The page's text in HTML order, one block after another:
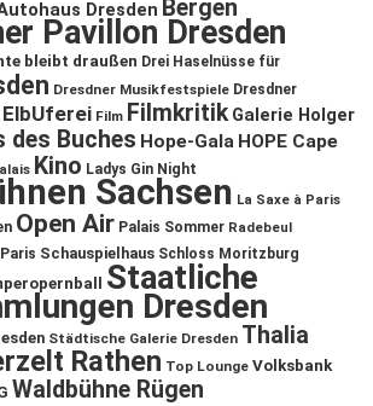
Dresden Bergen
Pavillon Dresden
bleibt draußen Drei Haselnüsse für
Dresdner Musikfestspiele Dresdner
ElbUferei Film Filmkritik Galerie Holger
des Buches Hope-Gala HOPE Cape
Kino Ladys Gin Night
Sachsen La Saxe à Paris
Open Air Palais Sommer Radebeul
Schauspielhaus Schloss Moritzburg
Staatliche
Dresden
Städtische Galerie Dresden Thalia
Rathen Top Lounge Volksbank
Waldbühne Rügen